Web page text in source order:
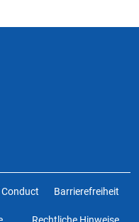
Barrierefreiheit